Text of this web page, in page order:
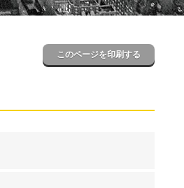
このページを印刷する